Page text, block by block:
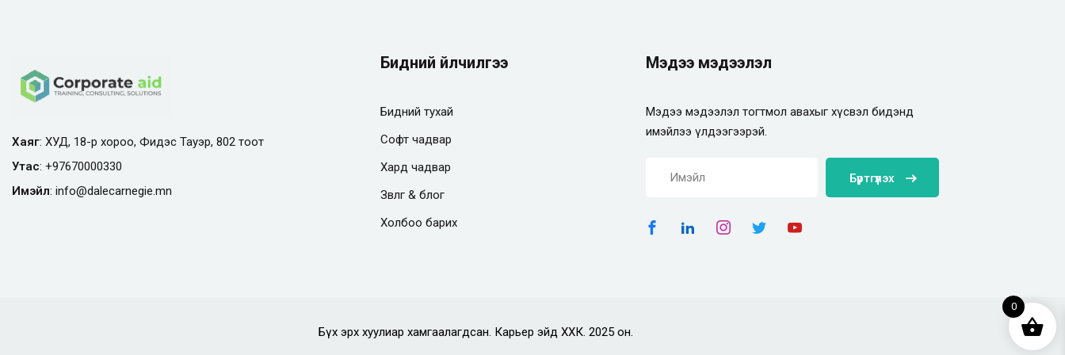
Хаяг: ХУД, 18-р хороо, Фидэс Тауэр, 802 тоот
Утас: +97670000330
Имэйл: info@dalecarnegie.mn
Бидний үйлчилгээ
Бидний тухай
Софт чадвар
Хард чадвар
Зөвлөгөө & блог
Холбоо барих
Мэдээ мэдээлэл
Мэдээ мэдээлэл тогтмол авахыг хүсвэл бидэнд
имэйлээ үлдээгээрэй.
Бүртгүүлэх
Бүх эрх хуулиар хамгаалагдсан. Карьер эйд ХХК. 2025 он.
0